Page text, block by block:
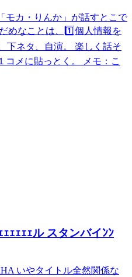
モカ・りんか」が話すとこで
めなことは、1️⃣個人情報を
下ネタ、自演。 楽しく話そ
コメに貼っとく。 メモ：こ
ｪｪｪル スタンバイﾝﾝ
いやタイトル全然関係な